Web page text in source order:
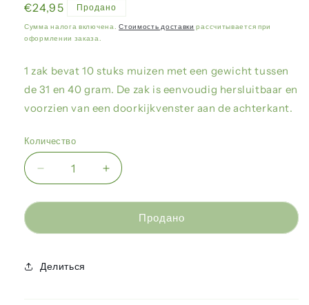
Обычная
цена
€24,95 Продано
Сумма налога включена.Стоимость доставки рассчитывается при
оформлении заказа.
1 zak bevat 10 stuks muizen met een gewicht tussen
de 31 en 40 gram. De zak is eenvoudig hersluitbaar en
voorzien van een doorkijkvenster aan de achterkant.
Количество
Уменьшить
количество
Reptofood
Mice
31-
40gr
Увеличить
количество
Reptofood
Mice
Продано
Делиться